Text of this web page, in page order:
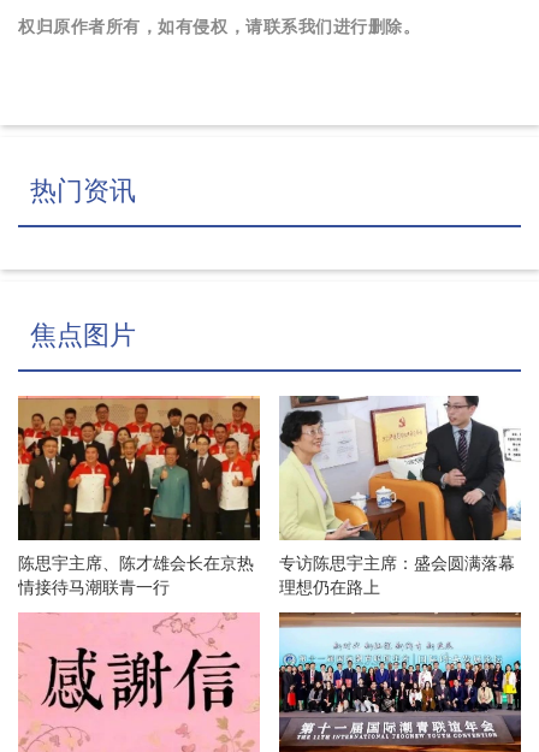
权归原作者所有，如有侵权，请联系我们进行删除。
热门资讯
焦点图片
陈思宇主席、陈才雄会长在京热
情接待马潮联青一行
专访陈思宇主席：盛会圆满落幕
理想仍在路上